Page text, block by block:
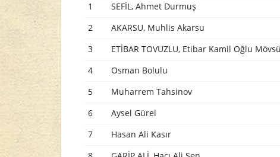
1
SEFİL, Ahmet Durmuş
2 AKARSU, Muhlis Akarsu
3 ETİBAR TOVUZLU, Etibar Kamil Oğlu
4 Osman Bolulu
5 Muharrem Tahsinov
6 Aysel Gürel
7 Hasan Ali Kasır